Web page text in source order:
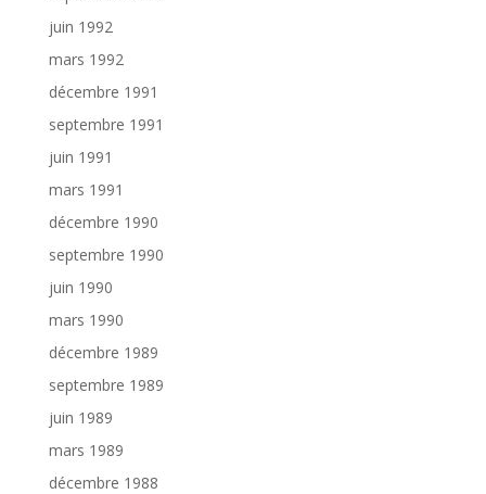
juin 1992
mars 1992
décembre 1991
septembre 1991
juin 1991
mars 1991
décembre 1990
septembre 1990
juin 1990
mars 1990
décembre 1989
septembre 1989
juin 1989
mars 1989
décembre 1988